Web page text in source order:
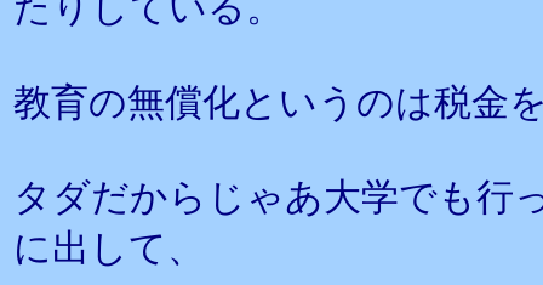
教育の無償化というのは税金
タダだからじゃあ大学でも行
に出して、